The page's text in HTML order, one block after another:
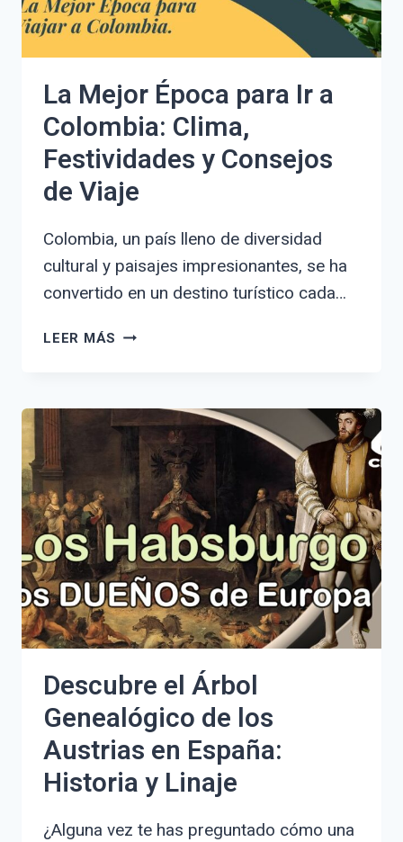
La Mejor Época para Ir a
Colombia: Clima,
Festividades y Consejos
de Viaje
Colombia, un país lleno de diversidad
cultural y paisajes impresionantes, se ha
convertido en un destino turístico cada…
LEER MÁS LA
IR
COLOMBIA:
CLIMA,
FESTIVIDADES
CONSEJOS
DE
VIAJE
Descubre el Árbol
Genealógico de los
Austrias en España:
Historia y Linaje
¿Alguna vez te has preguntado cómo una